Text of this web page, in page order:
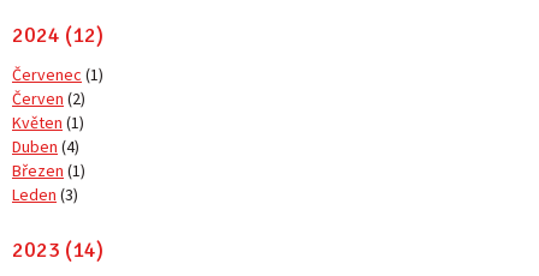
2024 (12)
Červenec (1)
Červen (2)
Květen (1)
Duben (4)
Březen (1)
Leden (3)
2023 (14)